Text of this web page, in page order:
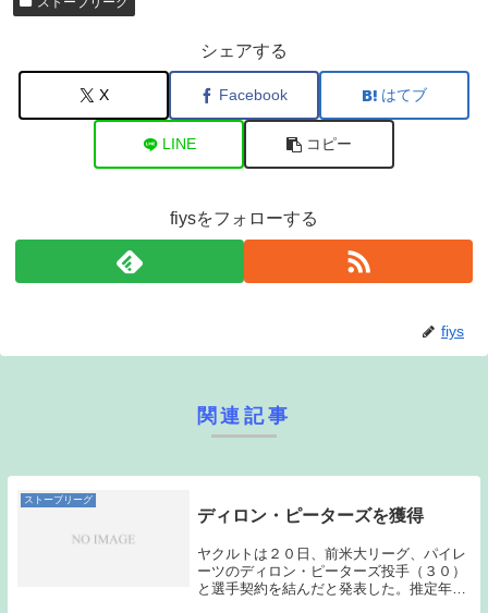
シェアする
X Facebook はてブ
LINE コピー
fiysをフォローする
fiys
関連記事
ストーブリーグ
ディロン・ピーターズを獲得
ヤクルトは２０日、前米大リーグ、パイレ
ーツのディロン・ピーターズ投手（３０）
と選手契約を結んだと発表した。推定年俸